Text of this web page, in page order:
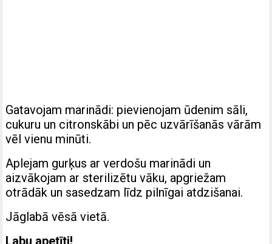
Gatavojam marinādi: pievienojam ūdenim sāli,
cukuru un citronskābi un pēc uzvārīšanās vārām
vēl vienu minūti.
Aplejam gurķus ar verdošu marinādi un
aizvākojam ar sterilizētu vāku, apgriežam
otrādāk un sasedzam līdz pilnīgai atdzišanai.
Jāglabā vēsā vietā.
Labu apetīti!